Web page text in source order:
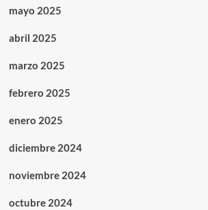
mayo 2025
abril 2025
marzo 2025
febrero 2025
enero 2025
diciembre 2024
noviembre 2024
octubre 2024